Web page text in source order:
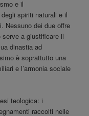
e il
spiriti naturali e il
Nessuno dei due offre
a giustificare il
dinastia ad
è soprattutto una
e l’armonia sociale
teologica: i
raccolti nelle